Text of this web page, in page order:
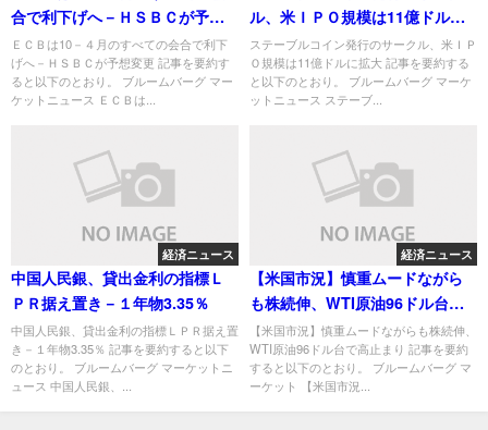
合で利下げへ－ＨＳＢＣが予想
変更
ＥＣＢは10－４月のすべての会合で利下
げへ－ＨＳＢＣが予想変更 記事を要約す
ると以下のとおり。 ブルームバーグ マー
ケットニュース ＥＣＢは...
ル、米ＩＰＯ規模は11億ドルに
拡大
ステーブルコイン発行のサークル、米ＩＰ
Ｏ規模は11億ドルに拡大 記事を要約する
と以下のとおり。 ブルームバーグ マーケ
ットニュース ステーブ...
経済ニュース
中国人民銀、貸出金利の指標Ｌ
ＰＲ据え置き－１年物3.35％
中国人民銀、貸出金利の指標ＬＰＲ据え置
き－１年物3.35％ 記事を要約すると以下
のとおり。 ブルームバーグ マーケットニ
ュース 中国人民銀、...
経済ニュース
【米国市況】慎重ムードながら
も株続伸、WTI原油96ドル台で
高止まり
【米国市況】慎重ムードながらも株続伸、
WTI原油96ドル台で高止まり 記事を要約
すると以下のとおり。 ブルームバーグ マ
ーケット 【米国市況...